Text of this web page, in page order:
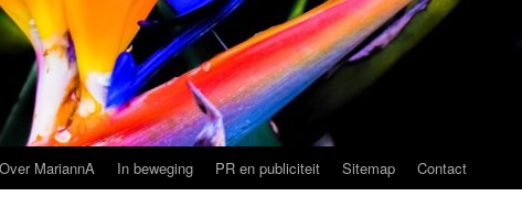
Over MariannA In beweging PR en publiciteit Sitemap Contact